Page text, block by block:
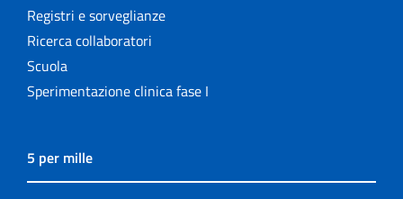
Registri e sorveglianze
Ricerca collaboratori
Scuola
Sperimentazione clinica fase I
5 per mille